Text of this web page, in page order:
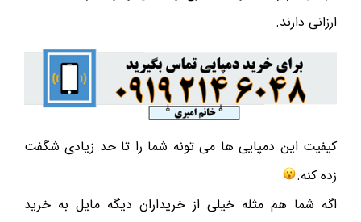
ارزانی دارند.
کیفیت این دمپایی ها می تونه شما را تا حد زیادی شگفت
زده کنه.
اگه شما هم مثله خیلی از خریداران دیگه مایل به خرید